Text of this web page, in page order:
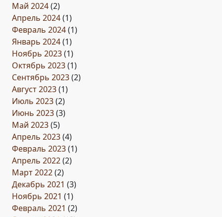
Май 2024(2)
Апрель 2024(1)
Февраль 2024(1)
Январь 2024(1)
Ноябрь 2023(1)
Октябрь 2023(1)
Сентябрь 2023(2)
Август 2023(1)
Июль 2023(2)
Июнь 2023(3)
Май 2023(5)
Апрель 2023(4)
Февраль 2023(1)
Апрель 2022(2)
Март 2022(2)
Декабрь 2021 (3)
Ноябрь 2021 (1)
Февраль 2021 (2)